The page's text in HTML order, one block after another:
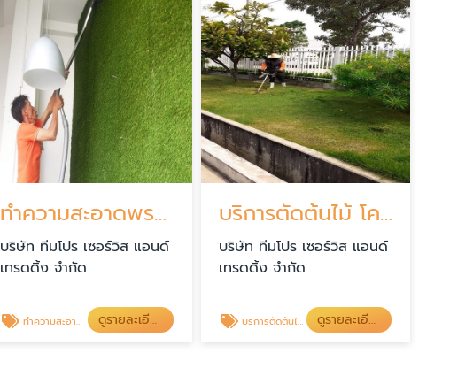
ทำความสะอาดพรม โคราช
บริษัท ทีมโปร เซอร์วิส แอนด์
เทรดดิ้ง จำกัด
ทำความสะอาดพรม โคราช ดูรายละเอียด
บริการตัดต้นไม้ โคราช
บริษัท ทีมโปร เซอร์วิส แอนด์
เทรดดิ้ง จำกัด
บริการตัดต้นไม้ โคราช ดูรายละเอียด